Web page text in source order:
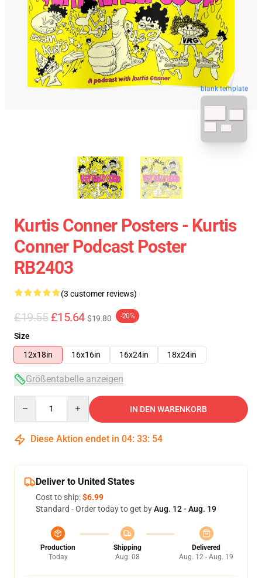
blank template
Kurtis Conner Posters - Kurtis
Conner Podcast Poster
RB2403
(3 customer reviews)
£19.55 £15.64 $19.80 -20%
Size
12x18in
16x16in 16x24in 18x24in
Größentabelle anzeigen
IN DEN WARENKORB
Diese Aktion endet in 04: 33: 54
Deliver to United States
Cost to ship:$6.99
Standard - Order today to get byAug. 12 - Aug. 19
Production
Today
Shipping
Aug. 08
Delivered
Aug. 12 - Aug. 19